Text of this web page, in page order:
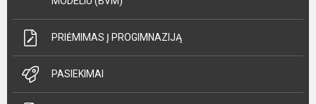
PRIĖMIMAS Į PROGIMNAZIJĄ
PASIEKIMAI